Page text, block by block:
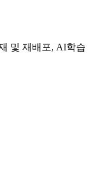
및 재배포, AI학습